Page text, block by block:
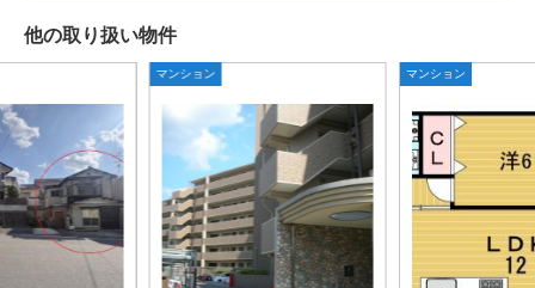
他の取り扱い物件
マンション マンション